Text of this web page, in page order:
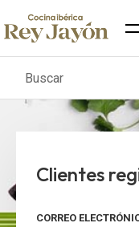
Buscar
Clientes
CORREO